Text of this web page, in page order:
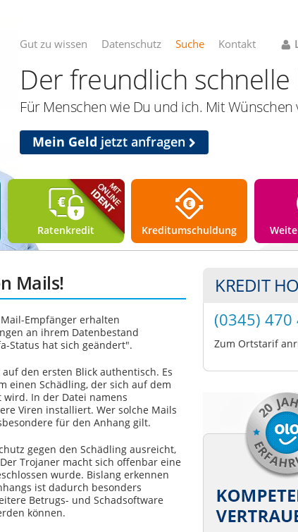
Gut zu wissen Datenschutz Suche Kontakt
Der freundlich schnelle
Für Menschen wie Du und ich. Mit Wünschen
Mein Geld jetzt anfragen
Ratenkredit Kreditumschuldung
Mails!
Empfänger erhalten
an ihrem Datenbestand
Status hat sich geändert".
den ersten Blick authentisch. Es
einen Schädling, der sich auf dem
In der Datei namens
Viren installiert. Wer solche Mails
für den Anhang gilt.
gegen den Schädling ausreicht,
Trojaner macht sich offenbar eine
wurde. Bislang erkennen
ist dadurch besonders
Betrugs- und Schadsoftware
können.
KREDIT
(0345) 470
Zum Ortstarif